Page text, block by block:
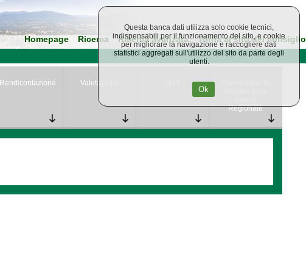
Homepage Ricerca Ricerca avanzata Torna al sito del consiglio
Rendicontazione Valutazione
Regionale
Questa banca dati utilizza solo cookie tecnici,
indispensabili per il funzionamento del sito, e cookie
per migliorare la navigazione e raccogliere dati
statistici aggregati sull'utilizzo del sito da parte degli
utenti.
Ok